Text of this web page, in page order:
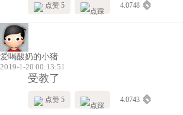
点赞 5 4.0748
爱喝酸奶的小猪
2019-1-20 00:13:51
受教了
点赞 5 4.0743